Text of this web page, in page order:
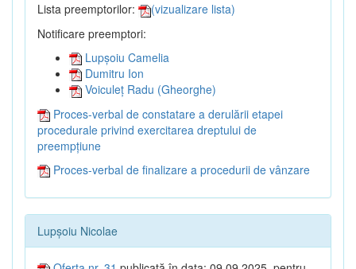
Lista preemptorilor:
(vizualizare lista)
Notificare preemptori:
Lupșoiu Camelia
Dumitru Ion
Voiculeț Radu (Gheorghe)
Proces-verbal de constatare a derulării etapei
procedurale privind exercitarea dreptului de
preempțiune
Proces-verbal de finalizare a procedurii de vânzare
Lupșoiu Nicolae